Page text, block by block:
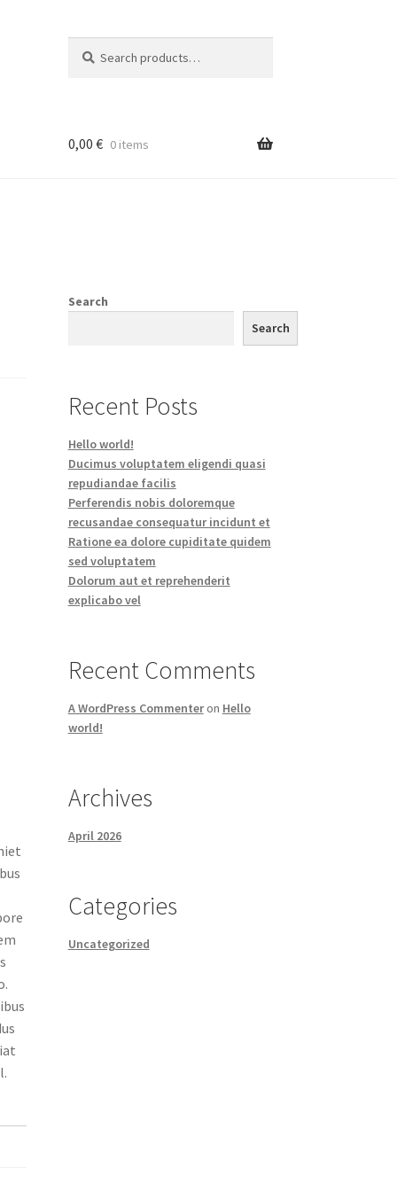
for:
0,00 € 0 items
Search
Search
Recent Posts
Hello world!
Ducimus voluptatem eligendi quasi
repudiandae facilis
Perferendis nobis doloremque
recusandae consequatur incidunt et
Ratione ea dolore cupiditate quidem
sed voluptatem
Dolorum aut et reprehenderit
explicabo vel
Recent Comments
A WordPress Commenteron Hello
world!
Archives
April 2026
Categories
Uncategorized